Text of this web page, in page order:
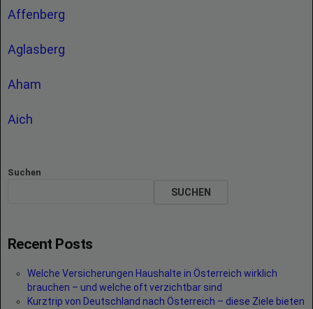
Affenberg
Aglasberg
Aham
Aich
Suchen
SUCHEN
Recent Posts
Welche Versicherungen Haushalte in Österreich wirklich
brauchen – und welche oft verzichtbar sind
Kurztrip von Deutschland nach Österreich – diese Ziele bieten